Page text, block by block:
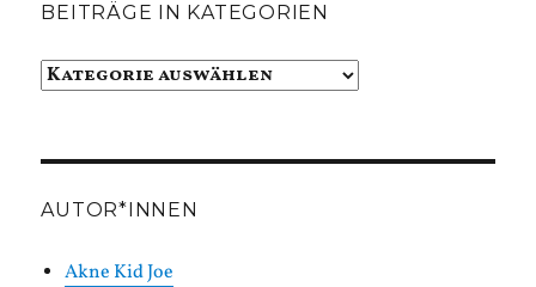
BEITRÄGE IN KATEGORIEN
Beiträge
AUTOR*INNEN
Akne Kid Joe